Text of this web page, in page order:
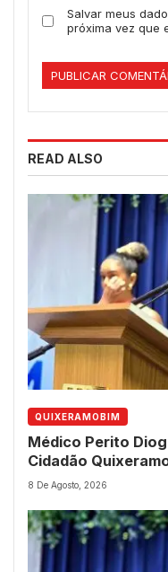
Salvar meus
próxima vez que
READ ALSO
QUIXERAMOBIM
Médico Perito
Cidadão
8 De Agosto, 2026